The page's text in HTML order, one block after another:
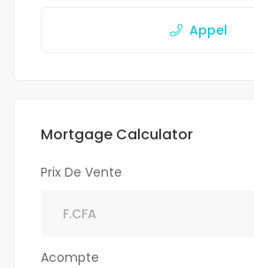
Appel
Mortgage Calculator
Prix De Vente
Acompte